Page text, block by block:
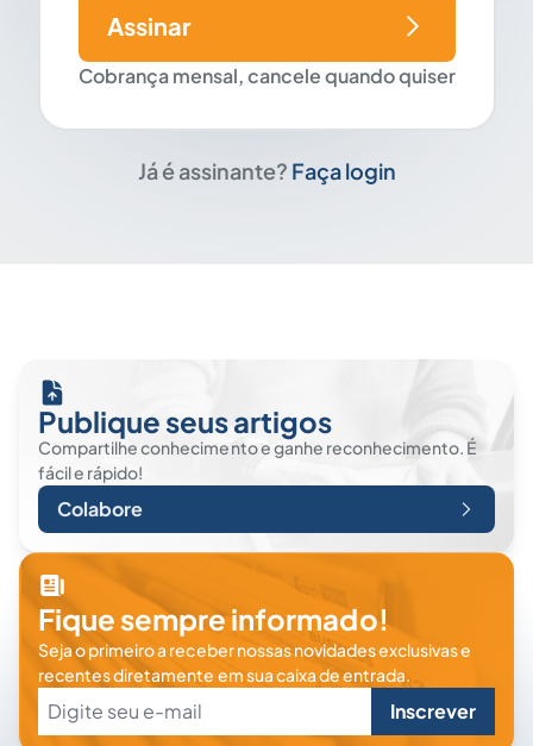
Cobrança mensal, cancele quando quiser
Assinar
Já é assinante? Faça login
Publique seus artigos
Compartilhe conhecimento e ganhe reconhecimento. É
fácil e rápido!
Colabore
Fique sempre informado!
Seja o primeiro a receber nossas novidades exclusivas e
recentes diretamente em sua caixa de entrada.
Inscrever